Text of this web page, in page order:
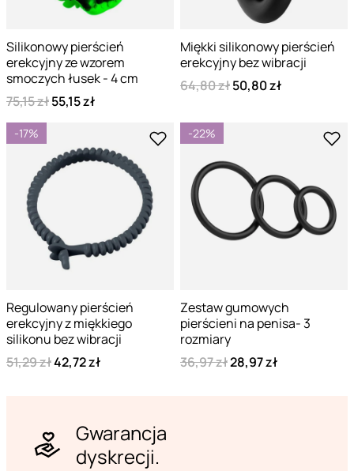
Silikonowy pierścień
erekcyjny ze wzorem
smoczych łusek - 4 cm
75,15 zł55,15 zł
Miękki silikonowy pierścień
erekcyjny bez wibracji
64,80 zł50,80 zł
-17%
Regulowany pierścień
erekcyjny z miękkiego
silikonu bez wibracji
51,29 zł42,72 zł
-22%
Zestaw gumowych
pierścieni na penisa- 3
rozmiary
36,97 zł28,97 zł
Gwarancja
dyskrecji.